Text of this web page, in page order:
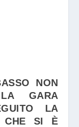
NON
GARA
LA
CHE SI È